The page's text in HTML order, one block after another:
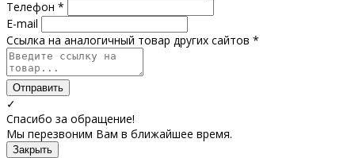
Телефон *
E-mail
Ссылка на аналогичный товар других сайтов *
Отправить
✓
Спасибо за обращение!
Мы перезвоним Вам в ближайшее время.
Закрыть